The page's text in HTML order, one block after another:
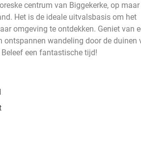
centrum van Biggekerke, op maar
Het is de ideale uitvalsbasis om het
omgeving te ontdekken. Geniet van
ontspannen wandeling door de duinen
een fantastische tijd!